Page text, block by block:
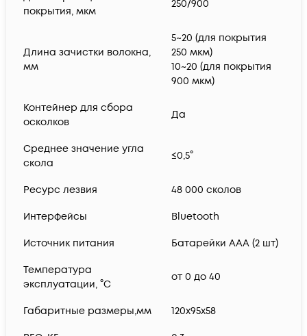
покрытия, мкм
250/900
Длина зачистки волокна,
мм
5~20 (для покрытия
250 мкм)
10~20 (для покрытия
900 мкм)
Контейнер для сбора
осколков
Да
Среднее значение угла
скола
≤0,5°
Ресурс лезвия 48 000 сколов
Интерфейсы Bluetooth
Источник питания Батарейки ААА (2 шт)
Температура
эксплуатации, °C
от 0 до 40
Габаритные размеры,мм 120х95х58